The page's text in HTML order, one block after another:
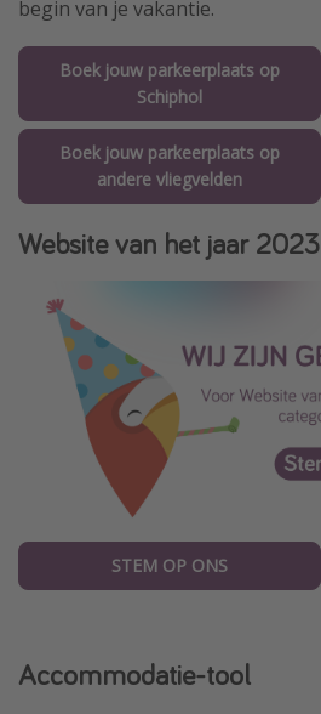
begin van je vakantie.
Boek jouw parkeerplaats op
Schiphol
Boek jouw parkeerplaats op
andere vliegvelden
Website van het jaar 2023
STEM OP ONS
Accommodatie-tool